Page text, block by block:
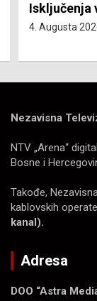
Isključenja
4. Augusta
Nezavisna
NTV „Arena“
Bosne i
Takođe,
kablovskih
kanal).
Adresa
DOO “Astra